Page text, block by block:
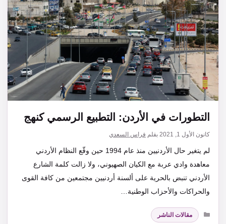
التطورات في الأردن: التطبيع الرسمي كنهج
كانون الأول 1, 2021 بقلم فراس السعدي
لم يتغير حال الأردنيين منذ عام 1994 حين وقّع النظام الأردني
معاهدة وادي عربة مع الكيان الصهيوني، ولا زالت كلمة الشارع
الأردني تنبض بالحرية على ألسنة أردنيين مجتمعين من كافة القوى
والحراكات والأحزاب الوطنية…
التصنيفات
مقالات الناشر